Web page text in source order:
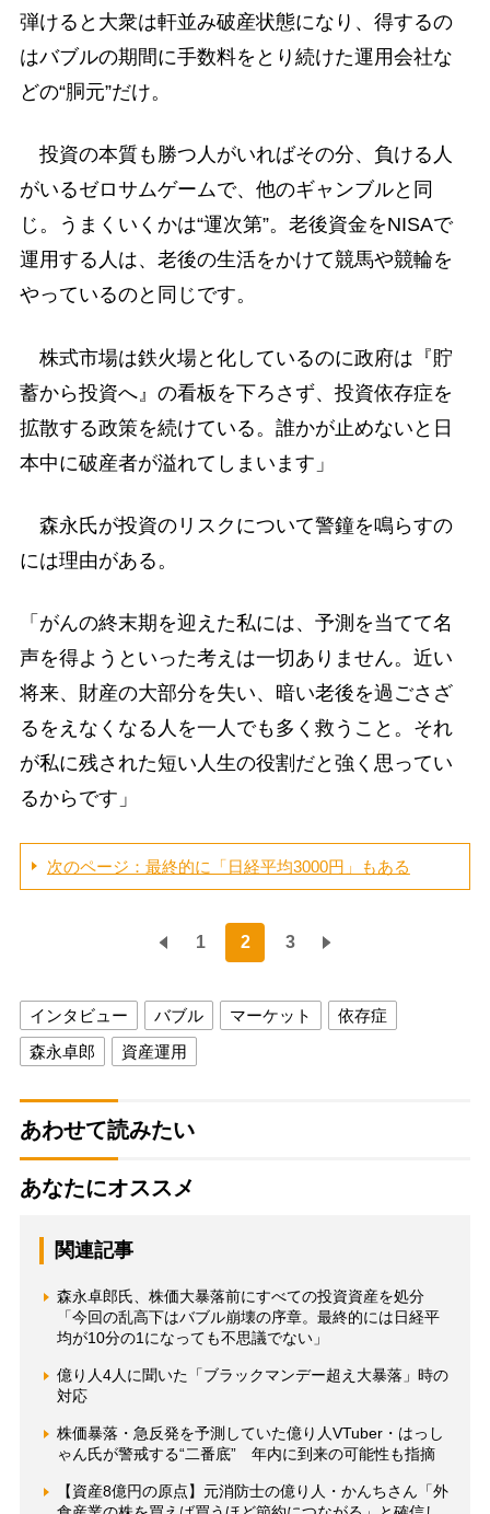
弾けると大衆は軒並み破産状態になり、得するの
はバブルの期間に手数料をとり続けた運用会社な
どの“胴元”だけ。
投資の本質も勝つ人がいればその分、負ける人
がいるゼロサムゲームで、他のギャンブルと同
じ。うまくいくかは“運次第”。老後資金をNISAで
運用する人は、老後の生活をかけて競馬や競輪を
やっているのと同じです。
株式市場は鉄火場と化しているのに政府は『貯
蓄から投資へ』の看板を下ろさず、投資依存症を
拡散する政策を続けている。誰かが止めないと日
本中に破産者が溢れてしまいます」
森永氏が投資のリスクについて警鐘を鳴らすの
には理由がある。
「がんの終末期を迎えた私には、予測を当てて名
声を得ようといった考えは一切ありません。近い
将来、財産の大部分を失い、暗い老後を過ごさざ
るをえなくなる人を一人でも多く救うこと。それ
が私に残された短い人生の役割だと強く思ってい
るからです」
次のページ：最終的に「日経平均3000円」もある
1 2 3
インタビュー バブル マーケット
依存症
森永卓郎
資産運用
あわせて読みたい
あなたにオススメ
関連記事
森永卓郎氏、株価大暴落前にすべての投資資産を処分
「今回の乱高下はバブル崩壊の序章。最終的には日経平
均が10分の1になっても不思議でない」
億り人4人に聞いた「ブラックマンデー超え大暴落」時の
対応
株価暴落・急反発を予測していた億り人VTuber・はっし
ゃん氏が警戒する“二番底” 年内に到来の可能性も指摘
【資産8億円の原点】元消防士の億り人・かんちさん「外